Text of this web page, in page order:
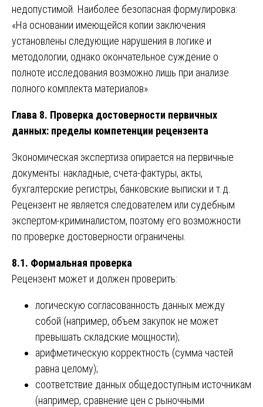
недопустимой. Наиболее безопасная формулировка:
«На основании имеющейся копии заключения
установлены следующие нарушения в логике и
методологии, однако окончательное суждение о
полноте исследования возможно лишь при анализе
полного комплекта материалов».
Глава 8. Проверка достоверности первичных
данных: пределы компетенции рецензента
Экономическая экспертиза опирается на первичные
документы: накладные, счета-фактуры, акты,
бухгалтерские регистры, банковские выписки и т.д.
Рецензент не является следователем или судебным
экспертом-криминалистом, поэтому его возможности
по проверке достоверности ограничены.
8.1. Формальная проверка
Рецензент может и должен проверить:
логическую согласованность данных между
собой (например, объем закупок не может
превышать складские мощности);
арифметическую корректность (сумма частей
равна целому);
соответствие данных общедоступным источникам
(например, сравнение цен с рыночными